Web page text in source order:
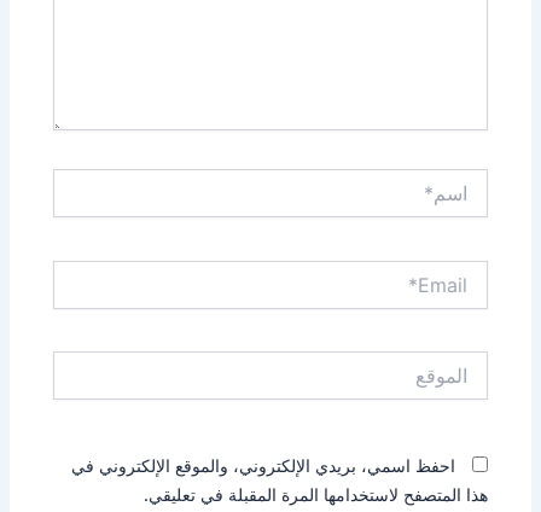
احفظ اسمي، بريدي الإلكتروني، والموقع الإلكتروني في
هذا المتصفح لاستخدامها المرة المقبلة في تعليقي.